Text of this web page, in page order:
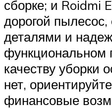
сборке; и Roidmi
дорогой
деталями и
функциональном
качеству уборки
нет,
финансовые